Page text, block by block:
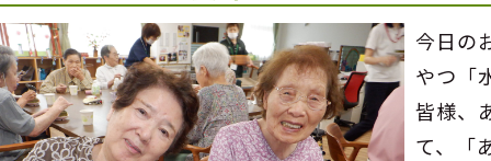
今日の
やつ「
皆様、
て、「